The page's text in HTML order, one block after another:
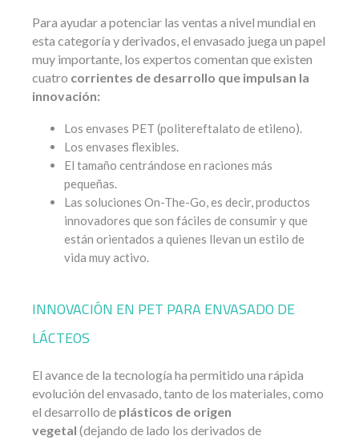
Para ayudar a potenciar las ventas a nivel mundial en
esta categoría y derivados, el envasado juega un papel
muy importante, los expertos comentan que existen
cuatro corrientes de desarrollo que impulsan la
innovación:
Los envases PET (politereftalato de etileno).
Los envases flexibles.
El tamaño centrándose en raciones más
pequeñas.
Las soluciones On-The-Go, es decir, productos
innovadores que son fáciles de consumir y que
están orientados a quienes llevan un estilo de
vida muy activo.
INNOVACIÓN EN PET PARA ENVASADO DE
LÁCTEOS
El avance de la tecnología ha permitido una rápida
evolución del envasado, tanto de los materiales, como
el desarrollo de plásticos de origen
vegetal (dejando de lado los derivados de